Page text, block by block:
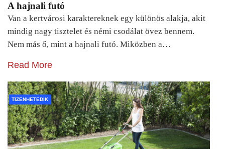
A hajnali futó
Van a kertvárosi karaktereknek egy különös alakja, akit
mindig nagy tisztelet és némi csodálat övez bennem.
Nem más ő, mint a hajnali futó. Miközben a…
Read More
TIZENHETEDIK